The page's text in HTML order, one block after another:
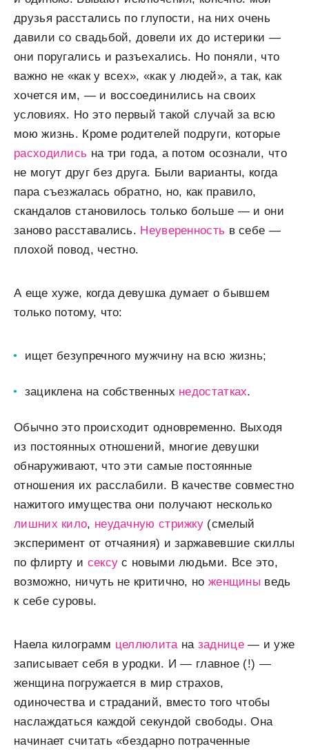
друзья расстались по глупости, на них очень
давили со свадьбой, довели их до истерики —
они поругались и разъехались. Но поняли, что
важно не «как у всех», «как у людей», а так, как
хочется им, — и воссоединились на своих
условиях. Но это первый такой случай за всю
мою жизнь. Кроме родителей подруги, которые
расходились на три года, а потом осознали, что
не могут друг без друга. Были варианты, когда
пара съезжалась обратно, но, как правило,
скандалов становилось только больше — и они
заново расставались. Неуверенность в себе —
плохой повод, честно.
А еще хуже, когда девушка думает о бывшем
только потому, что:
ищет безупречного мужчину на всю жизнь;
зациклена на собственных недостатках.
Обычно это происходит одновременно. Выходя
из постоянных отношений, многие девушки
обнаруживают, что эти самые постоянные
отношения их расслабили. В качестве совместно
нажитого имущества они получают несколько
лишних кило, неудачную стрижку (смелый
эксперимент от отчаяния) и заржавевшие скиллы
по флирту и сексу с новыми людьми. Все это,
возможно, ничуть не критично, но женщины ведь
к себе суровы.
Наела килограмм целлюлитана заднице— и уже
записывает себя в уродки. И — главное (!) —
женщина погружается в мир страхов,
одиночества и страданий, вместо того чтобы
наслаждаться каждой секундой свободы. Она
начинает считать «бездарно потраченные